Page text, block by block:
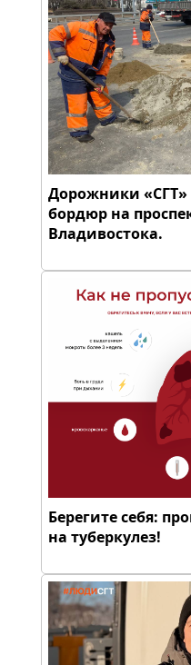
Дорожники «СГТ»
бордюр на
Владивостока.
Берегите себя:
на туберкулез!